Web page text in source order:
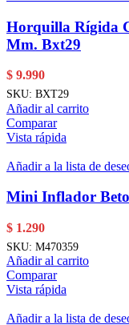
Horquilla Rígida
Mm. Bxt29
$ 9.990
SKU: BXT29
Añadir al carrito
Comparar
Vista rápida
Añadir a la lista de
Mini Inflador
$ 1.290
SKU: M470359
Añadir al carrito
Comparar
Vista rápida
Añadir a la lista de